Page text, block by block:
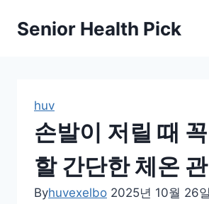
Senior Health Pick
huv
손발이 저릴 때
할 간단한 체온
Byhuvexelbo 2025년 10월 26일